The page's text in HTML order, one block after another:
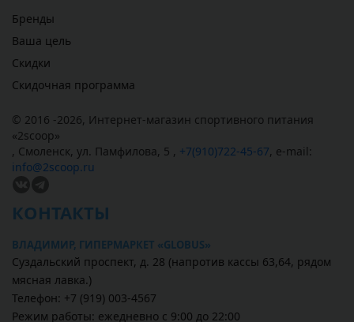
Бренды
Ваша цель
Скидки
Скидочная программа
© 2016 -2026, Интернет-магазин спортивного питания
«2scoop»
, Смоленск, ул. Памфилова, 5 , +7(910)722-45-67, e-mail:
info@2scoop.ru
КОНТАКТЫ
ВЛАДИМИР, ГИПЕРМАРКЕТ «GLOBUS»
Суздальский проспект, д. 28 (напротив кассы 63,64, рядом
мясная лавка.)
Телефон: +7 (919) 003-4567
Режим работы: ежедневно с 9:00 до 22:00